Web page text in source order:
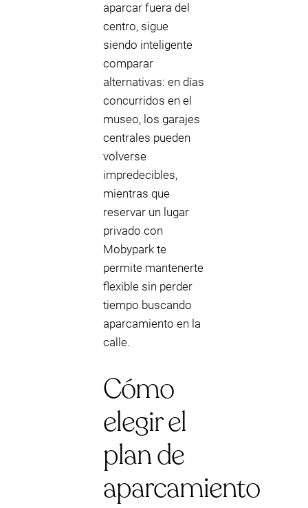
aparcar fuera del
centro, sigue
siendo inteligente
comparar
alternativas: en días
concurridos en el
museo, los garajes
centrales pueden
volverse
impredecibles,
mientras que
reservar un lugar
privado con
Mobypark te
permite mantenerte
flexible sin perder
tiempo buscando
aparcamiento en la
calle.
Cómo
elegir el
plan de
aparcamiento